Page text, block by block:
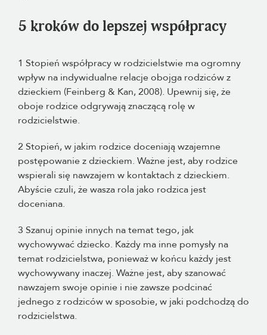
5 kroków do lepszej współpracy
1 Stopień współpracy w rodzicielstwie ma ogromny
wpływ na indywidualne relacje obojga rodziców z
dzieckiem (Feinberg & Kan, 2008). Upewnij się, że
oboje rodzice odgrywają znaczącą rolę w
rodzicielstwie.
2 Stopień, w jakim rodzice doceniają wzajemne
postępowanie z dzieckiem. Ważne jest, aby rodzice
wspierali się nawzajem w kontaktach z dzieckiem.
Abyście czuli, że wasza rola jako rodzica jest
doceniana.
3 Szanuj opinie innych na temat tego, jak
wychowywać dziecko. Każdy ma inne pomysły na
temat rodzicielstwa, ponieważ w końcu każdy jest
wychowywany inaczej. Ważne jest, aby szanować
nawzajem swoje opinie i nie zawsze podcinać
jednego z rodziców w sposobie, w jaki podchodzą do
rodzicielstwa.